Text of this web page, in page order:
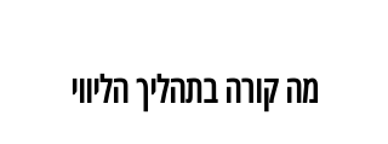
מה קורה בתהליך הליווי